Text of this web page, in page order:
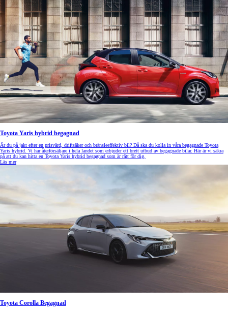
Toyota Yaris hybrid begagnad
Är du på jakt efter en prisvärd, driftsäker och bränsleeffektiv bil? Då ska du kolla in våra begagnade Toyota
Yaris hybrid. Vi har återförsäljare i hela landet som erbjuder ett brett utbud av begagnade bilar. Här är vi säkra
på att du kan hitta en Toyota Yaris hybrid begagnad som är rätt för dig.
Läs mer
Toyota Corolla Begagnad